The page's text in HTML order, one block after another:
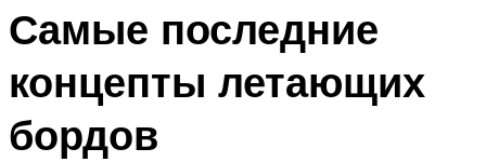
Самые последние
концепты летающих
бордов